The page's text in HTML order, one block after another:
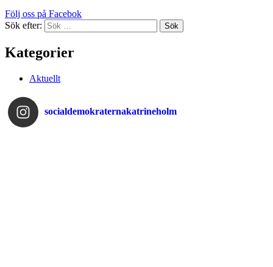
Följ oss på Facebok
Sök efter:
Kategorier
Aktuellt
socialdemokraternakatrineholm